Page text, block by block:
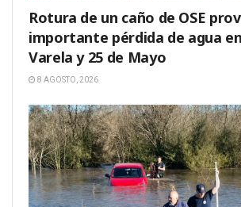
Rotura de un caño de OSE
importante pérdida de agua
Varela y 25 de Mayo
8 AGOSTO, 2026